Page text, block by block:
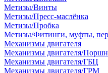
Метизы/Винты
Метизы/Пресс-маслёнка
Метизы/Пробка
Метизы/Фитинги, муфты,
Механизмы двигателя
Механизмы двигателя/
Механизмы двигателя/ГБЦ
Механизмы двигателя/ГРМ